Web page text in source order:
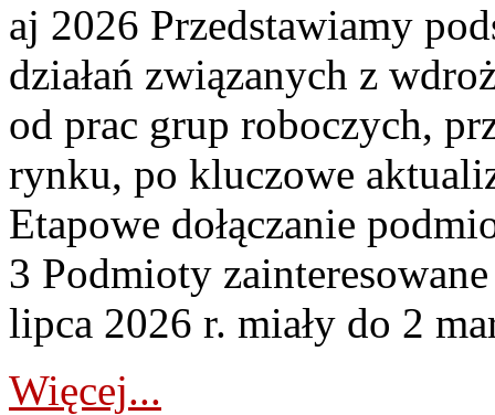
aj 2026 Przedstawiamy
działań związanych z
od prac grup roboczych,
rynku, po kluczowe
Etapowe dołączanie
3 Podmioty
lipca 2026 r. miały do 2
Więcej...